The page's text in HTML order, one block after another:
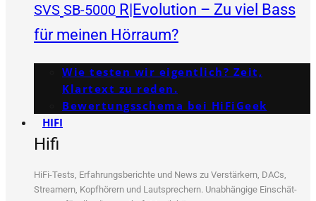
SVS SB-5000 R|Evolution – Zu viel Bass
für meinen Hörraum?
Wie testen wir eigentlich? Zeit,
Klartext zu reden.
Bewertungs­schema bei HiFiGeek
HIFI
Hifi
HiFi-Tests, Erfah­rungs­be­rich­te und News zu Ver­stär­kern, DACs,
Strea­mern, Kopf­hö­rern und Laut­spre­chern. Unab­hän­gi­ge Ein­schät­